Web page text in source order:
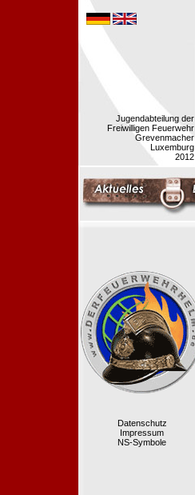
Jugendabteilung der
Freiwilligen Feuerwehr
Grevenmacher
Luxemburg
2012
Datenschutz
Impressum
NS-Symbole